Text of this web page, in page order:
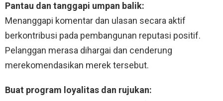
Pantau dan tanggapi umpan balik:
Menanggapi komentar dan ulasan secara aktif
berkontribusi pada pembangunan reputasi positif.
Pelanggan merasa dihargai dan cenderung
merekomendasikan merek tersebut.
Buat program loyalitas dan rujukan: